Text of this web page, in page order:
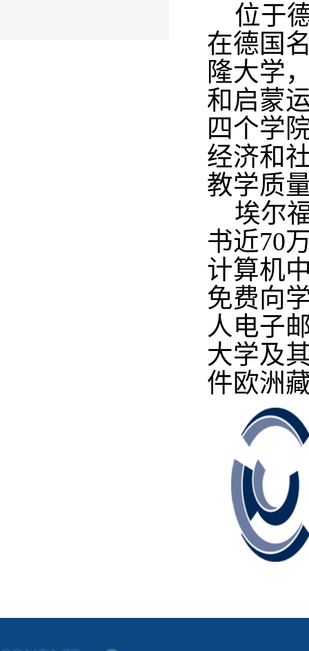
位于德
在德国
隆大学
和启蒙
四个学
经济和
教学质
埃尔福
书近70
计算机
免费向
人电子
大学及
件欧洲